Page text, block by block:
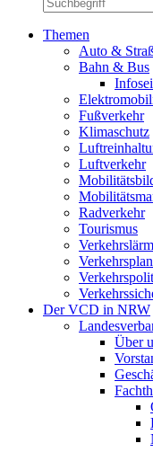
Themen
Auto &
Bahn & Bus
Fußverkehr
Klimaschutz
Luftverkehr
Radverkehr
Tourismus
Verkehrslärm
Der VCD in NRW
Über